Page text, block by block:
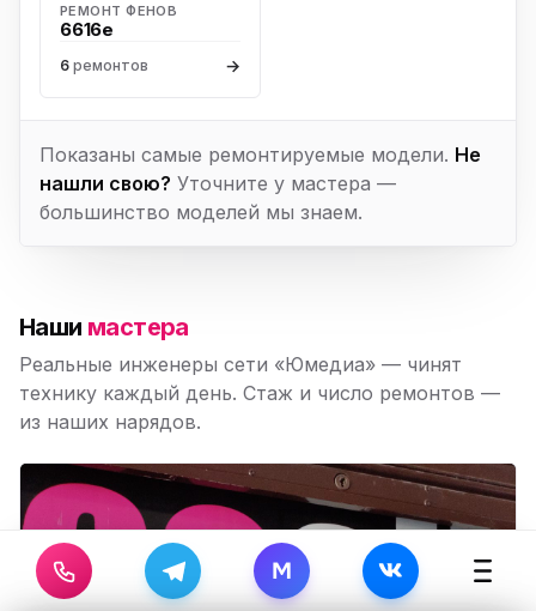
РЕМОНТ ФЕНОВ
6616e
6 ремонтов →
Показаны самые ремонтируемые модели. Не
нашли свою? Уточните у мастера —
большинство моделей мы знаем.
Наши мастера
Реальные инженеры сети «Юмедиа» — чинят
технику каждый день. Стаж и число ремонтов —
из наших нарядов.
M